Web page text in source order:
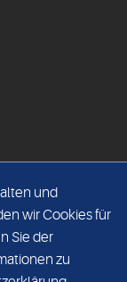
Daten vom
und
wir Cookies für
Sie der
zu